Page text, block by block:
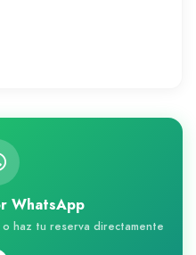
WhatsApp
haz tu reserva directamente